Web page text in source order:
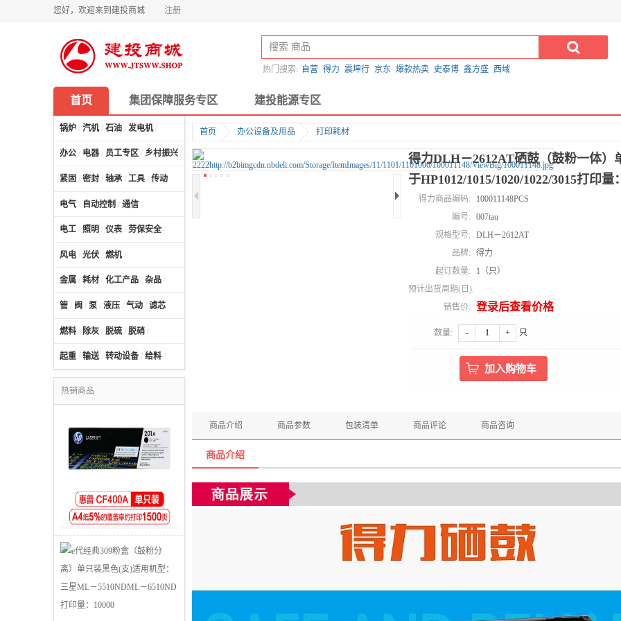
您好，欢迎来到建投商城 注册
热门搜索: 自营 得力 震坤行 京东 爆款热卖 史泰博 鑫方盛 西域
首页 集团保障服务专区 建投能源专区
锅炉 / 汽机/ 石油 / 发电机/
办公 / 电器 / 员工专区 / 乡村振兴 / 计算机及配件
紧固 / 密封 / 轴承 / 工具 / 传动
电气 / 自动控制 / 通信
电工 / 照明 / 仪表 / 劳保安全 /
风电 / 光伏 / 燃机/
金属 / 耗材 / 化工产品 / 杂品 /
管 / 阀 / 泵 / 液压 / 气动 / 滤芯
燃料 / 除灰 / 脱硫 / 脱硝 /
起重 / 输送/ 转动设备 / 给料 /
热销商品
首页 办公设备及用品 打印耗材
得力DLH－2612AT硒鼓（鼓粉一体）
于HP1012/1015/1020/1022/3015打印量
得力商品编码:
100011148PCS
编号:
007tau
规格型号:
DLH－2612AT
品牌:
得力
起订数量:
1（只）
预计出货周期(日):
销售价:
登录后查看价格
数量: - + 只
商品介绍 商品参数 包装清单 商品评论 商品咨询
商品介绍